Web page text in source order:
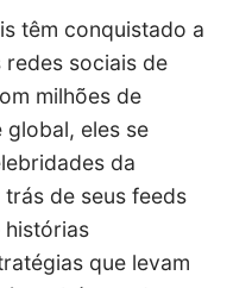
têm conquistado a
sociais de
milhões de
global, eles se
da
de seus feeds
histórias
que levam